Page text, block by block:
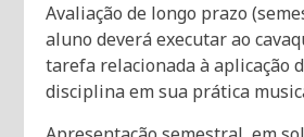
Avaliação de longo prazo
aluno deverá executar ao
tarefa relacionada à aplicação
disciplina em sua prática